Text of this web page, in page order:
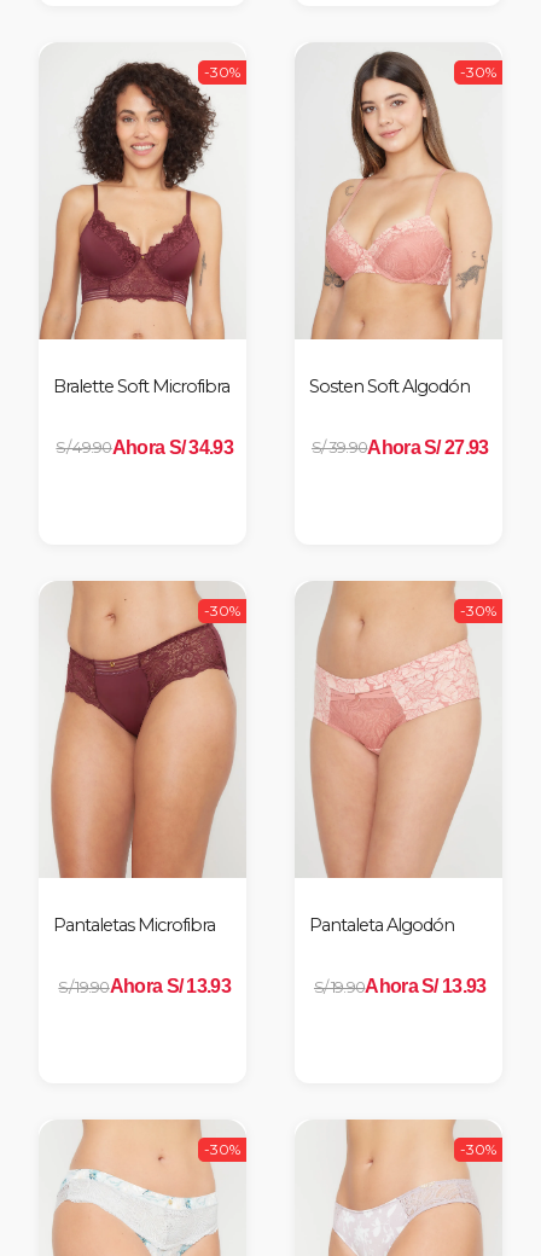
-30%
Bralette Soft Microfibra
S/ 49.90Ahora S/ 34.93
-30%
Sosten Soft Algodón
S/ 39.90Ahora S/ 27.93
-30%
Pantaletas Microfibra
S/ 19.90Ahora S/ 13.93
-30%
Pantaleta Algodón
S/ 19.90Ahora S/ 13.93
-30% -30%